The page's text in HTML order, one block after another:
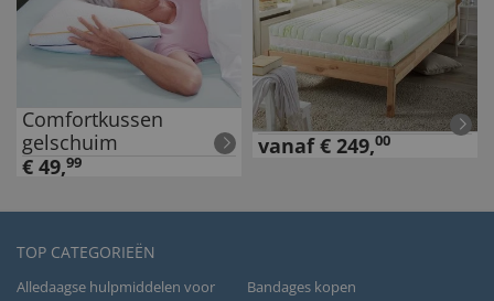
Comfortkussen
gelschuim
€ 49,99
vanaf € 249,00
TOP CATEGORIEËN
Alledaagse hulpmiddelen voor
Bandages kopen